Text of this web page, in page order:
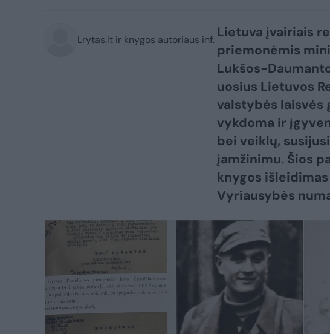
Lrytas.lt ir knygos autoriaus inf. Lietuva įvairiais
priemonėmis
Lukšos-
uosius Lietuvos
valstybės laisvės
vykdoma ir
bei veiklų,
įamžinimu. Šios
knygos
Vyriausybės